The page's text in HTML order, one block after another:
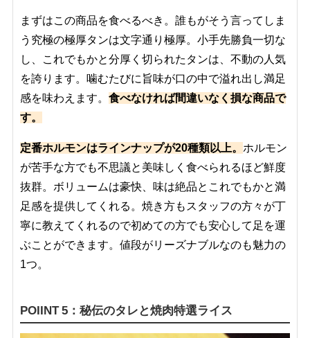
まずはこの商品を食べるべき。誰もがそう言ってしま
う究極の極厚タンは文字通り極厚。小手先勝負一切な
し、これでもかと分厚く切られたタンは、不動の人気
を誇ります。噛むたびに旨味が口の中で溢れ出し満足
感を味わえます。 食べなければ間違いなく損な商品で
す。
定番ホルモンはラインナップが20種類以上。 ホルモン
が苦手な方でも不思議と美味しく食べられるほど鮮度
抜群。ボリュームは豪快、味は絶品とこれでもかと満
足感を提供してくれる。焼き方もスタッフの方々が丁
寧に教えてくれるので初めての方でも安心して足を運
ぶことができます。値段がリーズナブルなのも魅力の
1つ。
POIINT 5：秘伝のタレと焼肉特選ライス